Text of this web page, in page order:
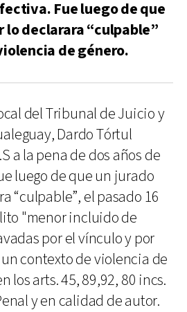
Fue luego de que
lo declarara “culpable”
de género.
del Tribunal de Juicio y
Dardo Tórtul
a la pena de dos años de
luego de que un jurado
“culpable”, el pasado 16
"menor incluido de
por el vínculo y por
contexto de violencia de
los arts. 45, 89,92, 80 incs.
y en calidad de autor.